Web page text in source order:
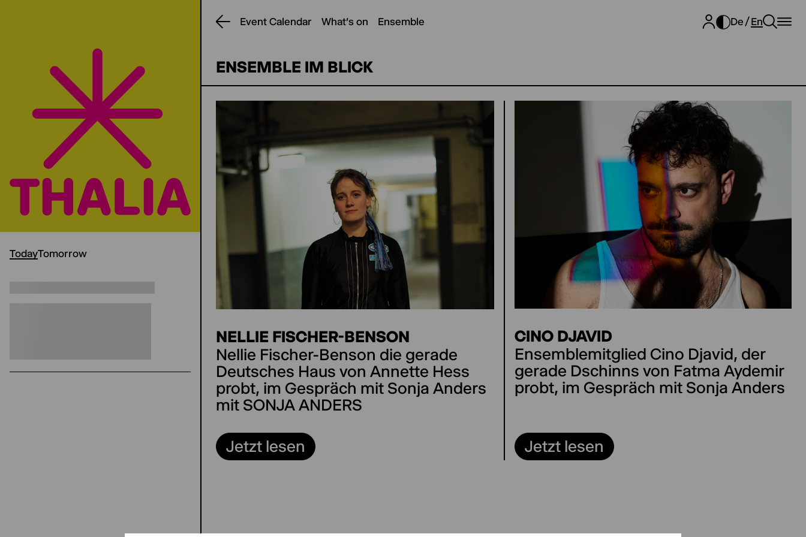
TodayTomorrow
Event Calendar What's on Ensemble De En
ENSEMBLE IM BLICK
NELLIE FISCHER-BENSON
Nellie Fischer-Benson die gerade
Deutsches Haus von Annette Hess
probt, im Gespräch mit Sonja Anders
mit SONJA ANDERS
Jetzt lesen
CINO DJAVID
Ensemblemitglied Cino Djavid, der
gerade Dschinns von Fatma Aydemir
probt, im Gespräch mit Sonja Anders
Jetzt lesen